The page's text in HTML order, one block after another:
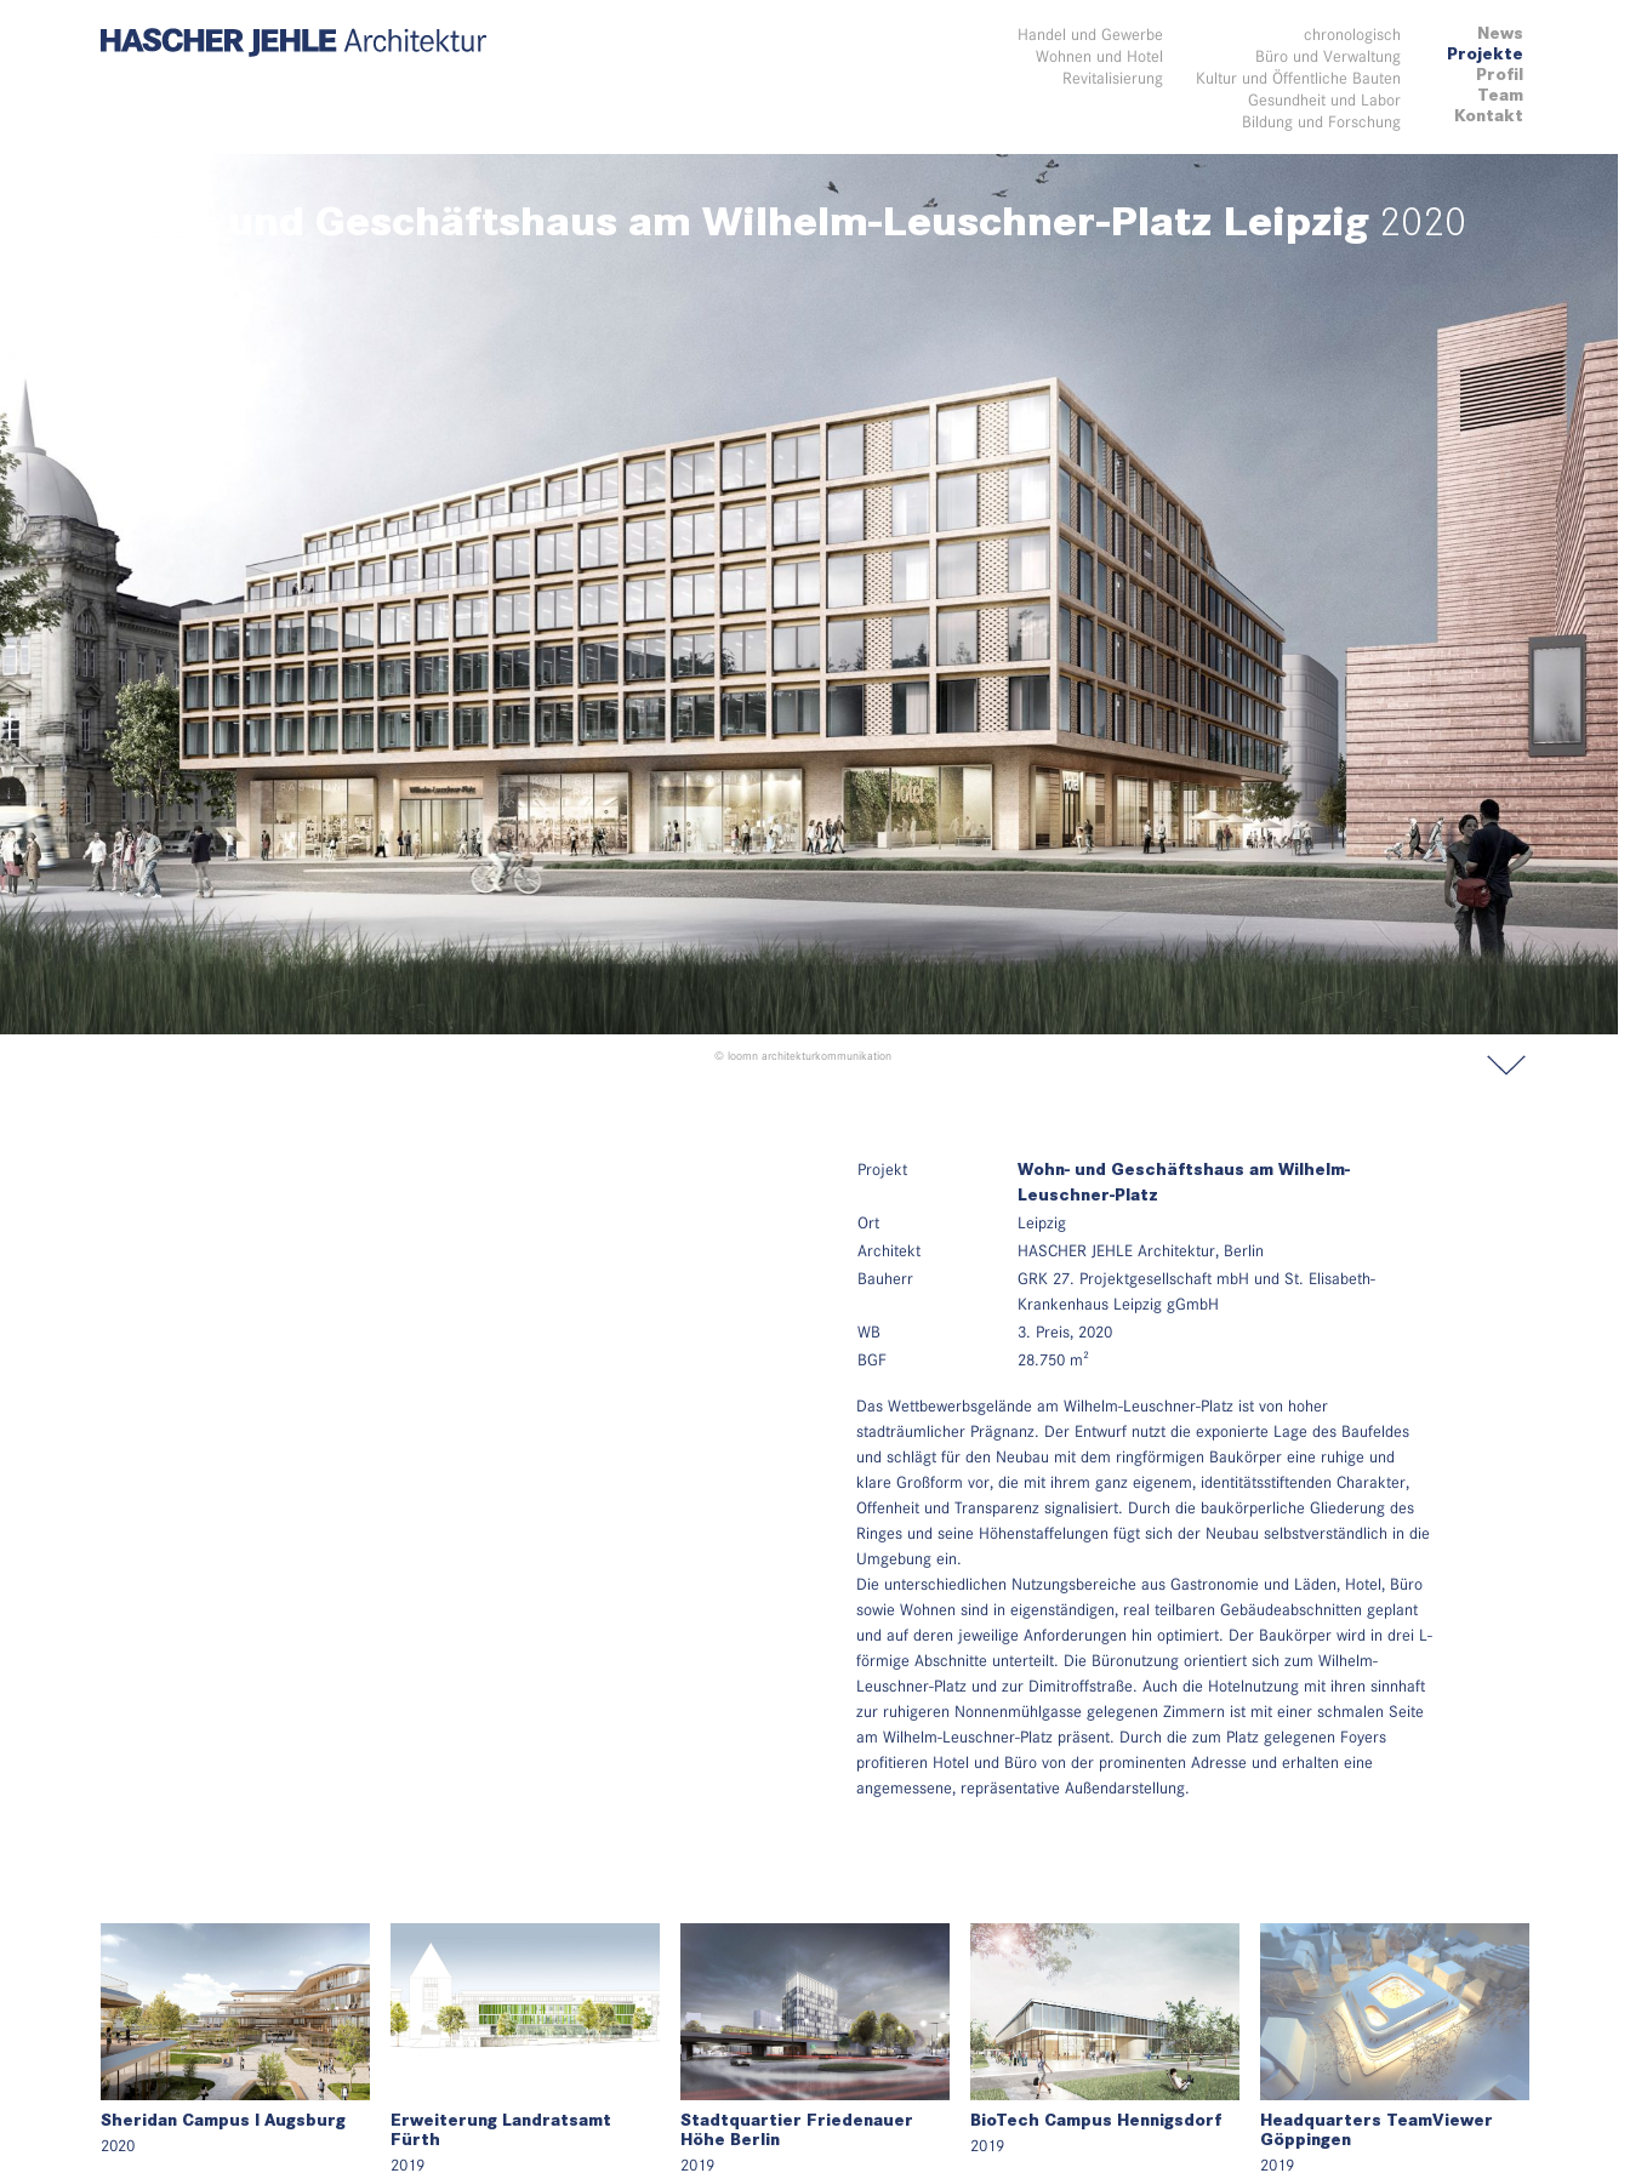
News
Projekte
chronologisch
Büro und Verwaltung
Kultur und Öffentliche Bauten
Gesundheit und Labor
Bildung und Forschung
Handel und Gewerbe
Wohnen und Hotel
Revitalisierung
Profil
Team
Kontakt
Wohn- und Geschäftshaus am Wilhelm-Leuschner-Platz Leipzig 2020
© loomn architekturkommunikation
Projekt
Wohn- und Geschäftshaus am Wilhelm-
Leuschner-Platz
Ort
Leipzig
Architekt
HASCHER JEHLE Architektur, Berlin
Bauherr
GRK 27. Projektgesellschaft mbH und St. Elisabeth-
Krankenhaus Leipzig gGmbH
WB
3. Preis, 2020
BGF
28.750 m²
Das Wettbewerbsgelände am Wilhelm-Leuschner-Platz ist von hoher
stadträumlicher Prägnanz. Der Entwurf nutzt die exponierte Lage des Baufeldes
und schlägt für den Neubau mit dem ringförmigen Baukörper eine ruhige und
klare Großform vor, die mit ihrem ganz eigenem, identitätsstiftenden Charakter,
Offenheit und Transparenz signalisiert. Durch die baukörperliche Gliederung des
Ringes und seine Höhenstaffelungen fügt sich der Neubau selbstverständlich in die
Umgebung ein.
Die unterschiedlichen Nutzungsbereiche aus Gastronomie und Läden, Hotel, Büro
sowie Wohnen sind in eigenständigen, real teilbaren Gebäudeabschnitten geplant
und auf deren jeweilige Anforderungen hin optimiert. Der Baukörper wird in drei L-
förmige Abschnitte unterteilt. Die Büronutzung orientiert sich zum Wilhelm-
Leuschner-Platz und zur Dimitroffstraße. Auch die Hotelnutzung mit ihren sinnhaft
zur ruhigeren Nonnenmühlgasse gelegenen Zimmern ist mit einer schmalen Seite
am Wilhelm-Leuschner-Platz präsent. Durch die zum Platz gelegenen Foyers
profitieren Hotel und Büro von der prominenten Adresse und erhalten eine
angemessene, repräsentative Außendarstellung.
Sheridan Campus I Augsburg
2020
Erweiterung Landratsamt
Fürth
2019
Stadtquartier Friedenauer
Höhe Berlin
2019
BioTech Campus Hennigsdorf
2019
Headquarters TeamViewer
Göppingen
2019